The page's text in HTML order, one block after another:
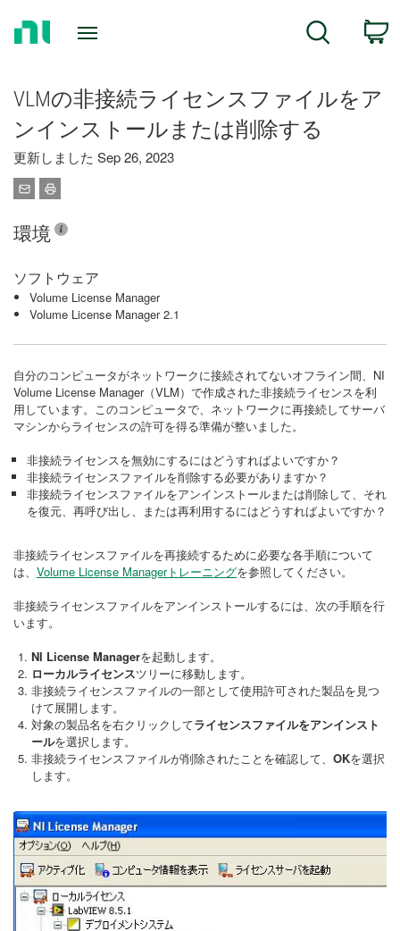
Search
VLMの非接続ライセンスファイルをア
ンインストールまたは削除する
更新しました Sep 26, 2023
環境
ソフトウェア
Volume License Manager
Volume License Manager 2.1
自分のコンピュータがネットワークに接続されてないオフライン間、NI
Volume License Manager（VLM）で作成された非接続ライセンスを利
用しています。このコンピュータで、ネットワークに再接続してサーバ
マシンからライセンスの許可を得る準備が整いました。
非接続ライセンスを無効にするにはどうすればよいですか？
非接続ライセンスファイルを削除する必要がありますか？
非接続ライセンスファイルをアンインストールまたは削除して、それ
を復元、再呼び出し、または再利用するにはどうすればよいですか？
非接続ライセンスファイルを再接続するために必要な各手順について
は、 Volume License Managerトレーニングを参照してください。
非接続ライセンスファイルをアンインストールするには、次の手順を行
います。
NI License Managerを起動します。
ローカルライセンスツリーに移動します。
非接続ライセンスファイルの一部として使用許可された製品を見つ
けて展開します。
対象の製品名を右クリックしてライセンスファイルをアンインスト
ールを選択します。
非接続ライセンスファイルが削除されたことを確認して、 OKを選択
します。